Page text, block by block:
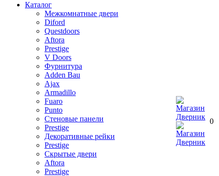
Каталог
Межкомнатные двери
Diford
Questdoors
Aftora
Prestige
V Doors
Фурнитура
Adden Bau
Ajax
Armadillo
Fuaro
Punto
Стеновые панели
Prestige
Декоративные рейки
Prestige
Скрытые двери
Aftora
Prestige
0